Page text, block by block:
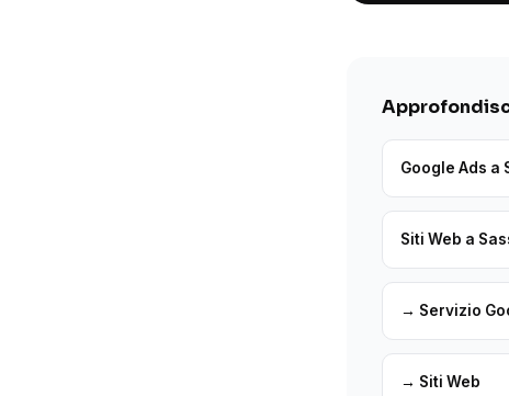
Google Ads a
Siti Web a
→ Servizio
→ Siti Web